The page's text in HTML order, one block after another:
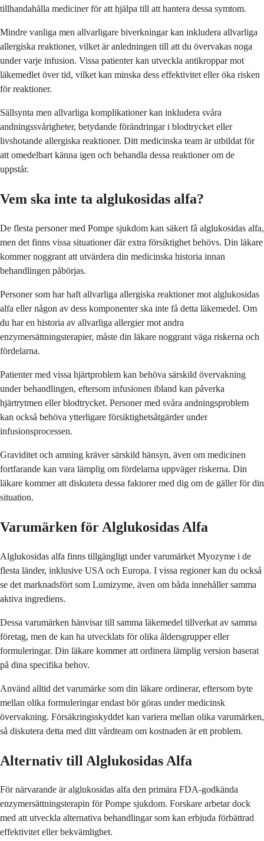
tillhandahålla mediciner för att hjälpa till att hantera dessa symtom.
Mindre vanliga men allvarligare biverkningar kan inkludera allvarliga
allergiska reaktioner, vilket är anledningen till att du övervakas noga
under varje infusion. Vissa patienter kan utveckla antikroppar mot
läkemedlet över tid, vilket kan minska dess effektivitet eller öka risken
för reaktioner.
Sällsynta men allvarliga komplikationer kan inkludera svåra
andningssvårigheter, betydande förändringar i blodtrycket eller
livshotande allergiska reaktioner. Ditt medicinska team är utbildat för
att omedelbart känna igen och behandla dessa reaktioner om de
uppstår.
Vem ska inte ta alglukosidas alfa?
De flesta personer med Pompe sjukdom kan säkert få alglukosidas alfa,
men det finns vissa situationer där extra försiktighet behövs. Din läkare
kommer noggrant att utvärdera din medicinska historia innan
behandlingen påbörjas.
Personer som har haft allvarliga allergiska reaktioner mot alglukosidas
alfa eller någon av dess komponenter ska inte få detta läkemedel. Om
du har en historia av allvarliga allergier mot andra
enzymersättningsterapier, måste din läkare noggrant väga riskerna och
fördelarna.
Patienter med vissa hjärtproblem kan behöva särskild övervakning
under behandlingen, eftersom infusionen ibland kan påverka
hjärtrytmen eller blodtrycket. Personer med svåra andningsproblem
kan också behöva ytterligare försiktighetsåtgärder under
infusionsprocessen.
Graviditet och amning kräver särskild hänsyn, även om medicinen
fortfarande kan vara lämplig om fördelarna uppväger riskerna. Din
läkare kommer att diskutera dessa faktorer med dig om de gäller för din
situation.
Varumärken för Alglukosidas Alfa
Alglukosidas alfa finns tillgängligt under varumärket Myozyme i de
flesta länder, inklusive USA och Europa. I vissa regioner kan du också
se det marknadsfört som Lumizyme, även om båda innehåller samma
aktiva ingrediens.
Dessa varumärken hänvisar till samma läkemedel tillverkat av samma
företag, men de kan ha utvecklats för olika åldersgrupper eller
formuleringar. Din läkare kommer att ordinera lämplig version baserat
på dina specifika behov.
Använd alltid det varumärke som din läkare ordinerar, eftersom byte
mellan olika formuleringar endast bör göras under medicinsk
övervakning. Försäkringsskyddet kan variera mellan olika varumärken,
så diskutera detta med ditt vårdteam om kostnaden är ett problem.
Alternativ till Alglukosidas Alfa
För närvarande är alglukosidas alfa den primära FDA-godkända
enzymersättningsterapin för Pompe sjukdom. Forskare arbetar dock
med att utveckla alternativa behandlingar som kan erbjuda förbättrad
effektivitet eller bekvämlighet.